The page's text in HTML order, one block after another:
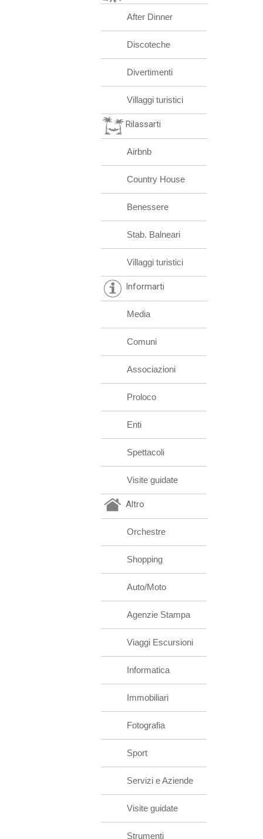
After Dinner
Discoteche
Divertimenti
Villaggi turistici
Rilassarti
Airbnb
Country House
Benessere
Stab. Balneari
Villaggi turistici
Informarti
Media
Comuni
Associazioni
Proloco
Enti
Spettacoli
Visite guidate
Altro
Orchestre
Shopping
Auto/Moto
Agenzie Stampa
Viaggi Escursioni
Informatica
Immobiliari
Fotografia
Sport
Servizi e Aziende
Visite guidate
Strumenti